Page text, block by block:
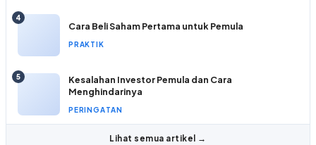
4
Cara Beli Saham Pertama untuk Pemula
PRAKTIK
5
Kesalahan Investor Pemula dan Cara
Menghindarinya
PERINGATAN
Lihat semua artikel →